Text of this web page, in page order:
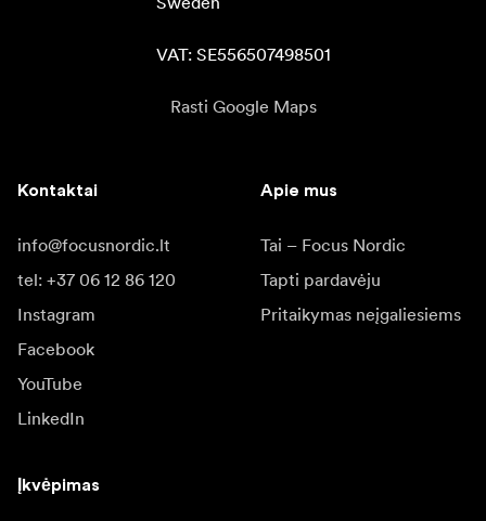
VAT: SE556507498501
Rasti Google Maps
Kontaktai
info@focusnordic.lt
tel: +37 06 12 86 120
Instagram
Facebook
YouTube
LinkedIn
Apie mus
Tai – Focus Nordic
Tapti pardavėju
Pritaikymas neįgaliesiems
Įkvėpimas